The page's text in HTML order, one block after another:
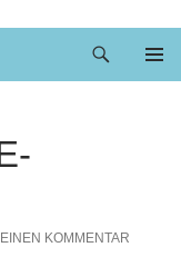
KOMMENTAR